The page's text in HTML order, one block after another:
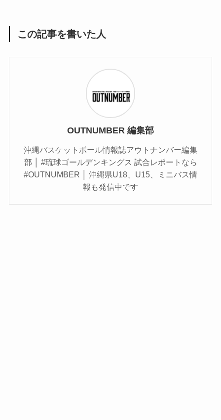
この記事を書いた人
OUTNUMBER 編集部
沖縄バスケットボール情報誌アウトナンバー編集
部 │ #琉球ゴールデンキングス 試合レポートなら
#OUTNUMBER │ 沖縄県U18、U15、ミニバス情
報も発信中です